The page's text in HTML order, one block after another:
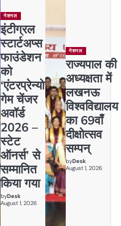
नेशनल
इंटीग्रल
स्टार्टअप्स
फाउंडेशन
को
‘एंटरप्रेन्योर
गेम चेंजर
अवॉर्ड
2026 –
स्टेट
ऑनर्स’ से
सम्मानित
किया गया
byDesk
August 1, 2026
नेशनल
राज्यपाल की
अध्यक्षता में
लखनऊ
विश्वविद्यालय
का 69वाँ
दीक्षोत्सव
सम्पन्
byDesk
August 1, 2026